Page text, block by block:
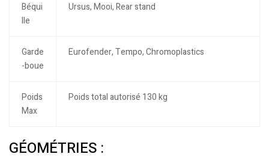
Béqui
lle
Ursus, Mooi, Rear stand
Garde
-boue
Eurofender, Tempo, Chromoplastics
Poids
Max
Poids total autorisé 130 kg
GÉOMÉTRIES :